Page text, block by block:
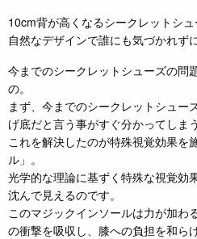
10cm背が高くなるシークレットシ
自然なデザインで誰にも気づかれず
今までのシークレットシューズの問
の。
まず、今までのシークレットシュー
げ底だと言う事がすぐ分かってしまう
これを解決したのが特殊視覚効果を
ル」。
光学的な理論に基ずく特殊な視覚効
沈んで見えるのです。
このマジックインソールは力が加わ
の衝撃を吸収し、膝への負担を和ら